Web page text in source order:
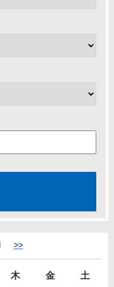
>>
木 金
土